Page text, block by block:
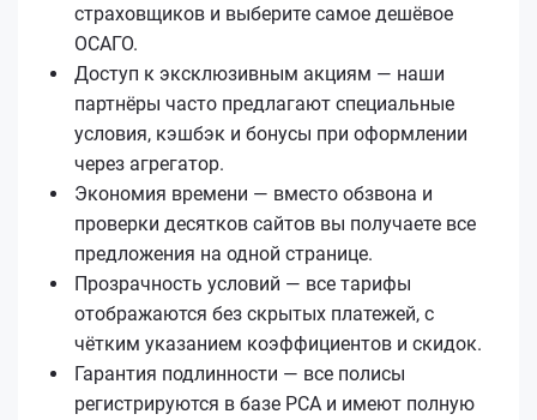
страховщиков и выберите самое дешёвое
ОСАГО.
Доступ к эксклюзивным акциям — наши
партнёры часто предлагают специальные
условия, кэшбэк и бонусы при оформлении
через агрегатор.
Экономия времени — вместо обзвона и
проверки десятков сайтов вы получаете все
предложения на одной странице.
Прозрачность условий — все тарифы
отображаются без скрытых платежей, с
чётким указанием коэффициентов и скидок.
Гарантия подлинности — все полисы
регистрируются в базе РСА и имеют полную